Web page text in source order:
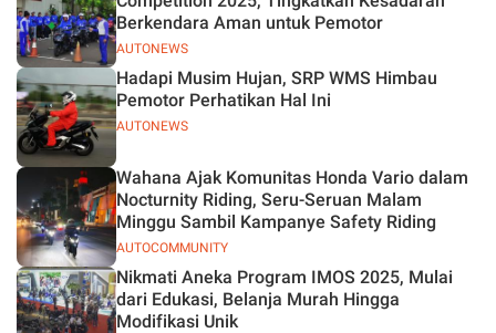
AUTONEWS
Berkendara Aman untuk Pemotor
AUTONEWS
Hadapi Musim Hujan, SRP WMS Himbau
Pemotor Perhatikan Hal Ini
AUTOCOMMUNITY
Wahana Ajak Komunitas Honda Vario dalam
Nocturnity Riding, Seru-Seruan Malam
Minggu Sambil Kampanye Safety Riding
Nikmati Aneka Program IMOS 2025, Mulai
dari Edukasi, Belanja Murah Hingga
Modifikasi Unik